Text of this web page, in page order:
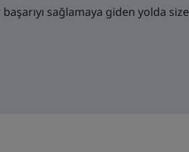
sağlamaya giden yolda size